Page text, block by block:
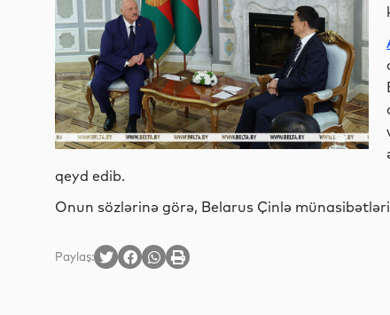
qeyd edib.
Onun sözlərinə görə, Belarus Çinlə
Paylaş: